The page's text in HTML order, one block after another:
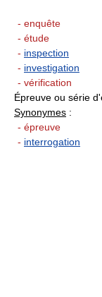
- enquête
- étude
- inspection
- investigation
- vérification
Épreuve ou série
Synonymes :
- épreuve
- interrogation